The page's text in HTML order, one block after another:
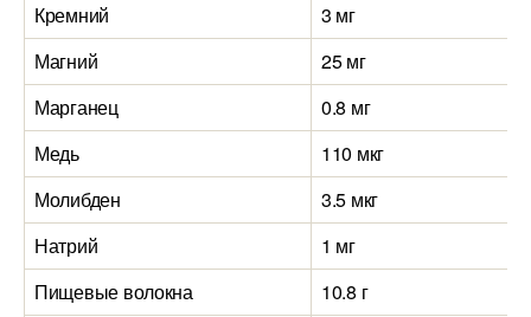
Кремний
3 мг
Магний
25 мг
Марганец
0.8 мг
Медь
110 мкг
Молибден
3.5 мкг
Натрий
1 мг
Пищевые волокна
10.8 г